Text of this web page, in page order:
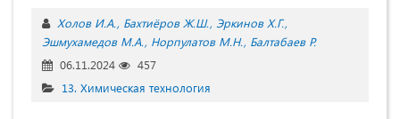
Холов И.А. Бахтиёров Ж.Ш. Эркинов Х.Г.
Эшмухамедов М.А. Норпулатов М.Н. Балтабаев Р.
06.11.2024
457
13. Химическая технология